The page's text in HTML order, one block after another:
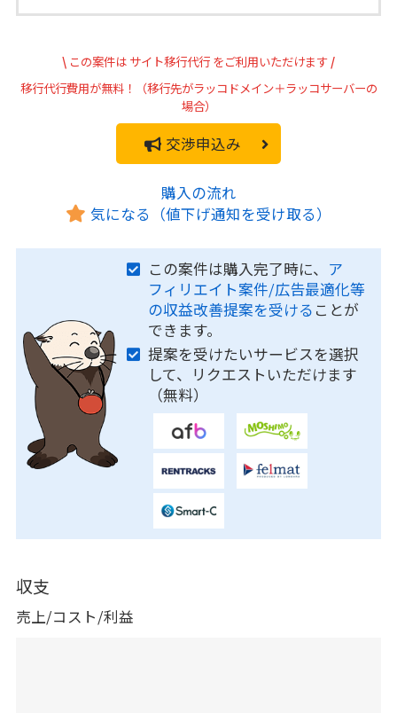
\ この案件は サイト移行代行 をご利用いただけます /
移行代行費用が無料！（移行先がラッコドメイン＋ラッコサーバーの
場合）
交渉申込み
購入の流れ
気になる（値下げ通知を受け取る）
この案件は購入完了時に、 ア
フィリエイト案件/広告最適化等
の収益改善提案を受ける ことが
できます。
提案を受けたいサービスを選択
して、リクエストいただけます
（無料）
収支
売上/コスト/利益